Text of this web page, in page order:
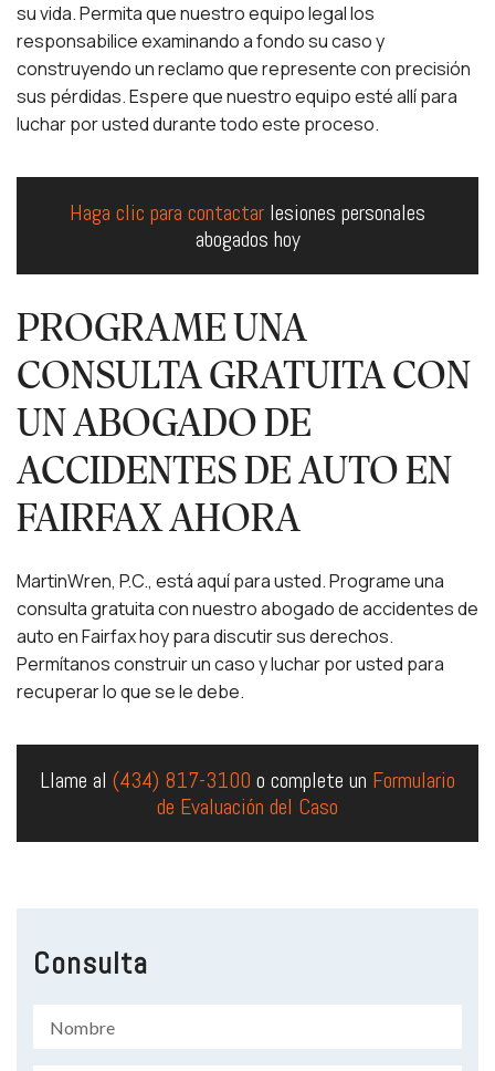
su vida. Permita que nuestro equipo legal los
responsabilice examinando a fondo su caso y
construyendo un reclamo que represente con precisión
sus pérdidas. Espere que nuestro equipo esté allí para
luchar por usted durante todo este proceso.
Haga clic para contactar lesiones personales
abogados hoy
PROGRAME UNA
CONSULTA GRATUITA CON
UN ABOGADO DE
ACCIDENTES DE AUTO EN
FAIRFAX AHORA
MartinWren, P.C., está aquí para usted. Programe una
consulta gratuita con nuestro abogado de accidentes de
auto en Fairfax hoy para discutir sus derechos.
Permítanos construir un caso y luchar por usted para
recuperar lo que se le debe.
Llame al (434) 817-3100 o complete un Formulario
de Evaluación del Caso
Consulta